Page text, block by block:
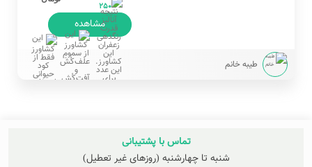
مشاهده
طیبه خانم
250
تماس با پشتیبانی
شنبه تا چهارشنبه (روزهای غیر تعطیل)